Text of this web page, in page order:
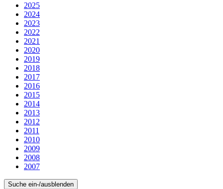
2025
2024
2023
2022
2021
2020
2019
2018
2017
2016
2015
2014
2013
2012
2011
2010
2009
2008
2007
Suche ein-/ausblenden